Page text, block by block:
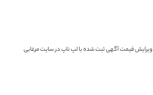
ویرایش قیمت آگهی ثبت شده با لپ تاپ در سایت مرغابی